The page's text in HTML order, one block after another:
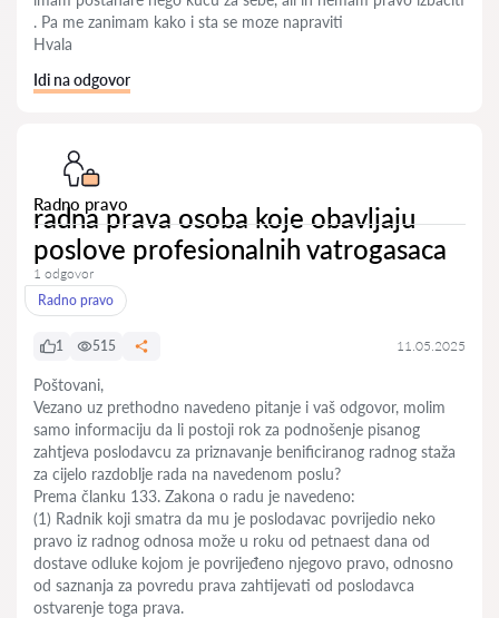
. Pa me zanimam kako i sta se moze napraviti
Hvala
Idi na odgovor
Radno pravo
radna prava osoba koje obavljaju
poslove profesionalnih vatrogasaca
1 odgovor
Radno pravo
1 515 11.05.2025
Poštovani,
Vezano uz prethodno navedeno pitanje i vaš odgovor, molim
samo informaciju da li postoji rok za podnošenje pisanog
zahtjeva poslodavcu za priznavanje benificiranog radnog staža
za cijelo razdoblje rada na navedenom poslu?
Prema članku 133. Zakona o radu je navedeno:
(1) Radnik koji smatra da mu je poslodavac povrijedio neko
pravo iz radnog odnosa može u roku od petnaest dana od
dostave odluke kojom je povrijeđeno njegovo pravo, odnosno
od saznanja za povredu prava zahtijevati od poslodavca
ostvarenje toga prava.